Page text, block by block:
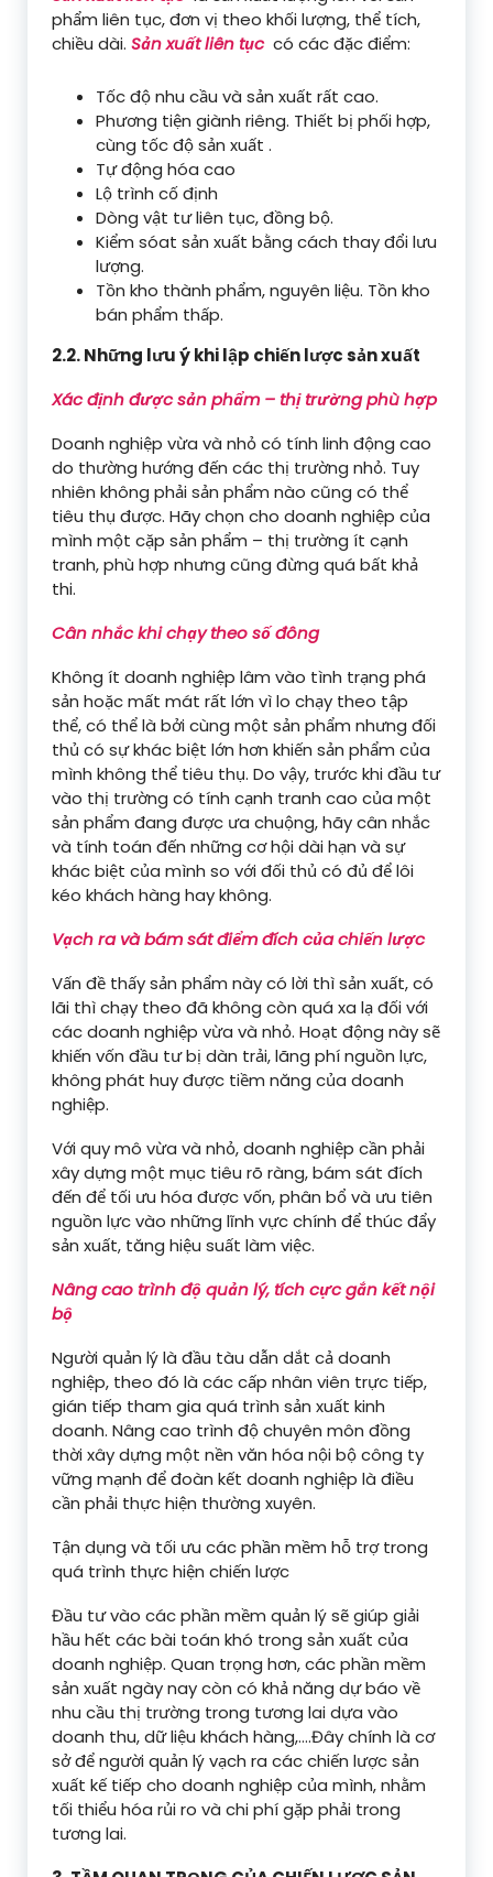
phẩm liên tục, đơn vị theo khối lượng, thể tích,
chiều dài. Sản xuất liên tục có các đặc điểm:
Tốc độ nhu cầu và sản xuất rất cao.
Phương tiện giành riêng. Thiết bị phối hợp,
cùng tốc độ sản xuất .
Tự động hóa cao
Lộ trình cố định
Dòng vật tư liên tục, đồng bộ.
Kiểm sóat sản xuất bằng cách thay đổi lưu
lượng.
Tồn kho thành phẩm, nguyên liệu. Tồn kho
bán phẩm thấp.
2.2. Những lưu ý khi lập chiến lược sản xuất
Xác định được sản phẩm – thị trường phù hợp
Doanh nghiệp vừa và nhỏ có tính linh động cao
do thường hướng đến các thị trường nhỏ. Tuy
nhiên không phải sản phẩm nào cũng có thể
tiêu thụ được. Hãy chọn cho doanh nghiệp của
mình một cặp sản phẩm – thị trường ít cạnh
tranh, phù hợp nhưng cũng đừng quá bất khả
thi.
Cân nhắc khi chạy theo số đông
Không ít doanh nghiệp lâm vào tình trạng phá
sản hoặc mất mát rất lớn vì lo chạy theo tập
thể, có thể là bởi cùng một sản phẩm nhưng đối
thủ có sự khác biệt lớn hơn khiến sản phẩm của
mình không thể tiêu thụ. Do vậy, trước khi đầu tư
vào thị trường có tính cạnh tranh cao của một
sản phẩm đang được ưa chuộng, hãy cân nhắc
và tính toán đến những cơ hội dài hạn và sự
khác biệt của mình so với đối thủ có đủ để lôi
kéo khách hàng hay không.
Vạch ra và bám sát điểm đích của chiến lược
Vấn đề thấy sản phẩm này có lời thì sản xuất, có
lãi thì chạy theo đã không còn quá xa lạ đối với
các doanh nghiệp vừa và nhỏ. Hoạt động này sẽ
khiến vốn đầu tư bị dàn trải, lãng phí nguồn lực,
không phát huy được tiềm năng của doanh
nghiệp.
Với quy mô vừa và nhỏ, doanh nghiệp cần phải
xây dựng một mục tiêu rõ ràng, bám sát đích
đến để tối ưu hóa được vốn, phân bổ và ưu tiên
nguồn lực vào những lĩnh vực chính để thúc đẩy
sản xuất, tăng hiệu suất làm việc.
Nâng cao trình độ quản lý, tích cực gắn kết nội
bộ
Người quản lý là đầu tàu dẫn dắt cả doanh
nghiệp, theo đó là các cấp nhân viên trực tiếp,
gián tiếp tham gia quá trình sản xuất kinh
doanh. Nâng cao trình độ chuyên môn đồng
thời xây dựng một nền văn hóa nội bộ công ty
vững mạnh để đoàn kết doanh nghiệp là điều
cần phải thực hiện thường xuyên.
Tận dụng và tối ưu các phần mềm hỗ trợ trong
quá trình thực hiện chiến lược
Đầu tư vào các phần mềm quản lý sẽ giúp giải
hầu hết các bài toán khó trong sản xuất của
doanh nghiệp. Quan trọng hơn, các phần mềm
sản xuất ngày nay còn có khả năng dự báo về
nhu cầu thị trường trong tương lai dựa vào
doanh thu, dữ liệu khách hàng,….Đây chính là cơ
sở để người quản lý vạch ra các chiến lược sản
xuất kế tiếp cho doanh nghiệp của mình, nhằm
tối thiểu hóa rủi ro và chi phí gặp phải trong
tương lai.